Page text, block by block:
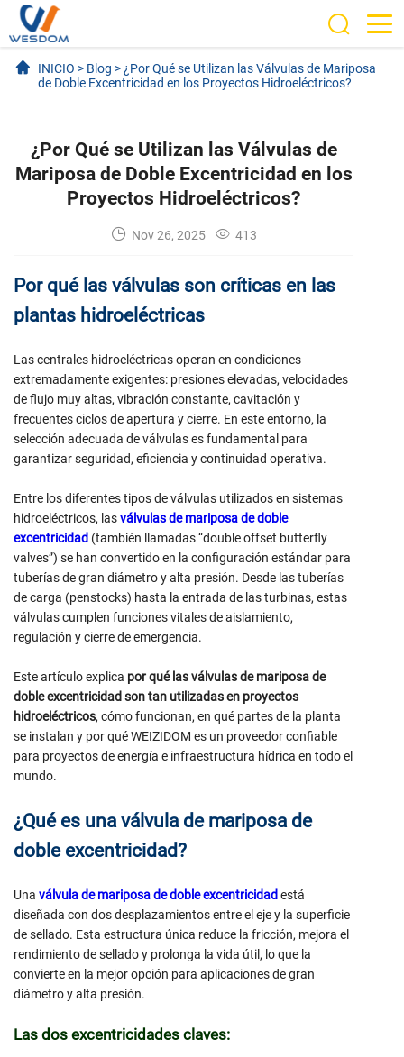
INICIO > Blog > ¿Por Qué se Utilizan las Válvulas de Mariposa
de Doble Excentricidad en los Proyectos Hidroeléctricos?
¿Por Qué se Utilizan las Válvulas de
Mariposa de Doble Excentricidad en los
Proyectos Hidroeléctricos?
Nov 26, 2025 413
Por qué las válvulas son críticas en las
plantas hidroeléctricas
Las centrales hidroeléctricas operan en condiciones
extremadamente exigentes: presiones elevadas, velocidades
de flujo muy altas, vibración constante, cavitación y
frecuentes ciclos de apertura y cierre. En este entorno, la
selección adecuada de válvulas es fundamental para
garantizar seguridad, eficiencia y continuidad operativa.
Entre los diferentes tipos de válvulas utilizados en sistemas
hidroeléctricos, lasválvulas de mariposa de doble
excentricidad (también llamadas “double offset butterfly
valves”) se han convertido en la configuración estándar para
tuberías de gran diámetro y alta presión. Desde las tuberías
de carga (penstocks) hasta la entrada de las turbinas, estas
válvulas cumplen funciones vitales de aislamiento,
regulación y cierre de emergencia.
Este artículo explica por qué las válvulas de mariposa de
doble excentricidad son tan utilizadas en proyectos
hidroeléctricos, cómo funcionan, en qué partes de la planta
se instalan y por qué WEIZIDOM es un proveedor confiable
para proyectos de energía e infraestructura hídrica en todo el
mundo.
¿Qué es una válvula de mariposa de
doble excentricidad?
Una válvula de mariposa de doble excentricidad está
diseñada con dos desplazamientos entre el eje y la superficie
de sellado. Esta estructura única reduce la fricción, mejora el
rendimiento de sellado y prolonga la vida útil, lo que la
convierte en la mejor opción para aplicaciones de gran
diámetro y alta presión.
Las dos excentricidades claves: